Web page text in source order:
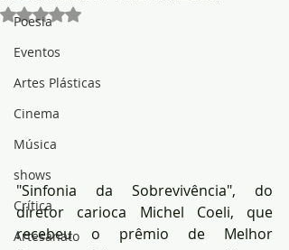
Poesia
Eventos
Artes Plásticas
Cinema
Música
shows
Crítica
Artesanato
Avaliado com NaN de 5 estrelas.
"Sinfonia da Sobrevivência", do
diretor carioca Michel Coeli, que
recebeu o prêmio de Melhor